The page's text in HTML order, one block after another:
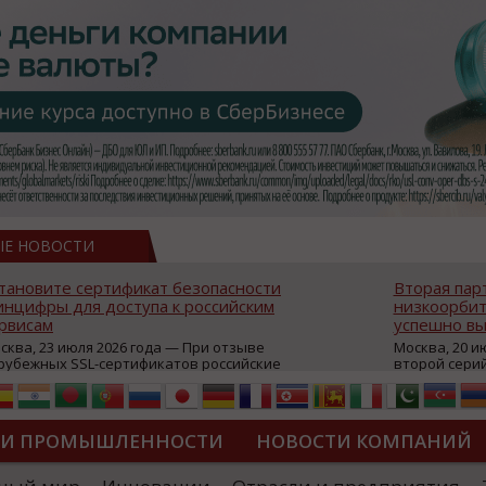
НОВОСТИ
сертификат безопасности
для доступа к российским
23 июля 2026 года — При отзыве
SSL-сертификатов российские
могут некорректно открываться в
браузерах (Google Chrome,
Edge и др.), а соединение с сервисами
ресурсы уже сообщили о
недоступности и ошибках при
из-за отзывов сертификатов
Вторая
успешно
Москва, 20
второй
аппаратов,
масштабной
интернет с
из
«Экономика
ПРОМЫШЛЕННОСТИ НОВОСТИ КОМПАНИЙ